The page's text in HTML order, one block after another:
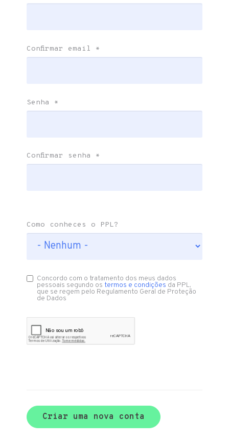
Confirmar email *
Senha *
Confirmar senha *
Como conheces o PPL?
Concordo com o tratamento dos meus dados
pessoais segundo ostermos e condições da PPL,
que se regem pelo Regulamento Geral de Proteção
de Dados
Criar uma nova conta